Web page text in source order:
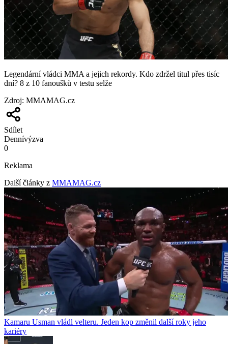
Legendární vládci MMA a jejich rekordy. Kdo zdržel titul přes tisíc
dní? 8 z 10 fanoušků v testu selže
Zdroj: MMAMAG.cz
Sdílet
Dennívýzva
0
Reklama
Další články z MMAMAG.cz
Kamaru Usman vládl velteru. Jeden kop změnil další roky jeho
kariéry